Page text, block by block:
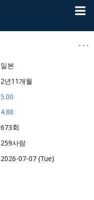
일본
2년11개월
5.00
4.88
673회
259사람
2026-07-07 (Tue)